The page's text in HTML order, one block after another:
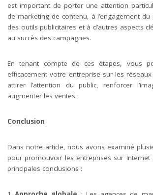
est important de porter une attention
de marketing de contenu, à l’engagement du
des outils publicitaires et à d’autres aspects
au succès des campagnes.
En tenant compte de ces étapes, vous
efficacement votre entreprise sur les
attirer l’attention du public, renforcer
augmenter les ventes.
Conclusion
Dans notre article, nous avons examiné
pour promouvoir les entreprises sur Internet
principales conclusions :